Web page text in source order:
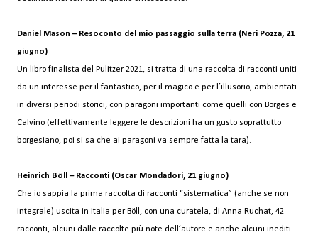
Daniel Mason – Resoconto del mio passaggio sulla terra (Neri Pozza, 21
giugno)
Un libro finalista del Pulitzer 2021, si tratta di una raccolta di racconti uniti
da un interesse per il fantastico, per il magico e per l’illusorio, ambientati
in diversi periodi storici, con paragoni importanti come quelli con Borges e
Calvino (effettivamente leggere le descrizioni ha un gusto soprattutto
borgesiano, poi si sa che ai paragoni va sempre fatta la tara).
Heinrich Böll – Racconti (Oscar Mondadori, 21 giugno)
Che io sappia la prima raccolta di racconti “sistematica” (anche se non
integrale) uscita in Italia per Böll, con una curatela, di Anna Ruchat, 42
racconti, alcuni dalle raccolte più note dell’autore e anche alcuni inediti.